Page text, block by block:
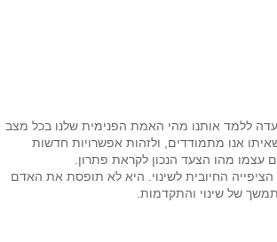
ללמד אותנו מהי האמת הפנימית שלנו בכל מצב
אנו מתמודדים, ולזהות אפשרויות חדשות
מהו הצעד הנכון לקראת פתרון.
החיובית לשינוי. היא לא תופסת את האדם
של שינוי והתקדמות.